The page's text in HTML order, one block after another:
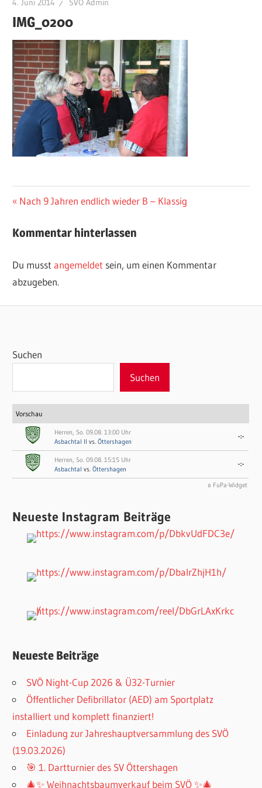
4. Juni 2014 SVÖ Admin
IMG_0200
Beitragsnavigation
Vorheriger
Nach 9 Jahren endlich wieder B – Klassig
Kommentar hinterlassen
Du musstangemeldet sein, um einen Kommentar
abzugeben.
Suchen
Suchen
Vorschau
Herren, So. 09.08. 13:00 Uhr
Asbachtal II vs.Öttershagen
-:-
Herren, So. 09.08. 15:15 Uhr
Asbachtal vs.Öttershagen
-:-
© FuPa-Widget
Neueste Instagram Beiträge
Neueste Beiträge
SVÖ Night-Cup 2026 & Ü32-Turnier
Öffentlicher Defibrillator (AED) am Sportplatz
installiert und komplett finanziert!
Einladung zur Jahreshauptversammlung des SVÖ
(19.03.2026)
🎯 1. Dartturnier des SV Öttershagen
🎄✨ Weihnachtsbaumverkauf beim SVÖ ✨🎄